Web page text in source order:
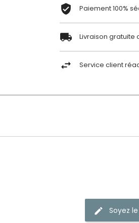
Paiement 100%
Livraison gratuite
Service client
Soyez